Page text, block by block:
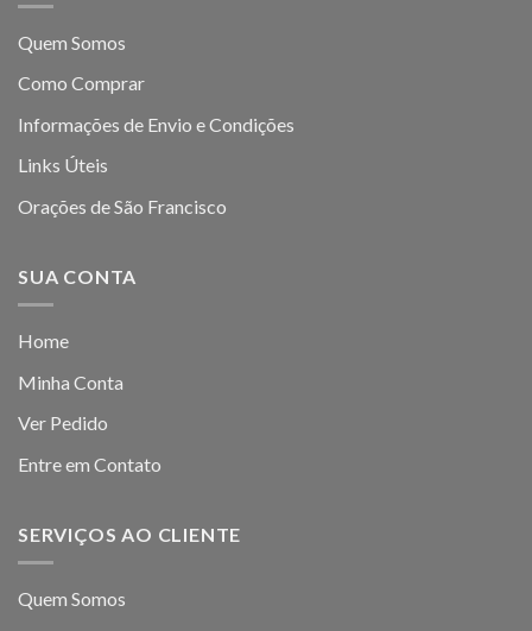
Quem Somos
Como Comprar
Informações de Envio e Condições
Links Úteis
Orações de São Francisco
SUA CONTA
Home
Minha Conta
Ver Pedido
Entre em Contato
SERVIÇOS AO CLIENTE
Quem Somos